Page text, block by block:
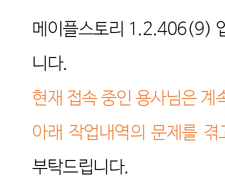
메이플스토리 1.2.406(9)
니다.
현재 접속 중인 용사님은 계
아래 작업내역의 문제를
부탁드립니다.